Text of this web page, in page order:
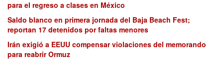
para el regreso a clases en México
Saldo blanco en primera jornada del Baja Beach Fest;
reportan 17 detenidos por faltas menores
Irán exigió a EEUU compensar violaciones del memorando
para reabrir Ormuz